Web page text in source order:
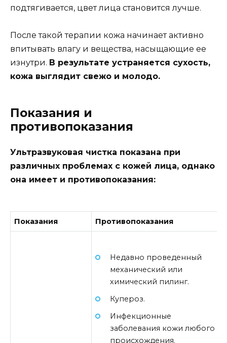
подтягивается, цвет лица становится лучше.
После такой терапии кожа начинает активно
впитывать влагу и вещества, насыщающие ее
изнутри. В результате устраняется сухость,
кожа выглядит свежо и молодо.
Показания и
противопоказания
Ультразвуковая чистка показана при
различных проблемах с кожей лица, однако
она имеет и противопоказания:
Показания Противопоказания
Недавно проведенный
механический или
химический пилинг.
Купероз.
Инфекционные
заболевания кожи любого
происхождения.